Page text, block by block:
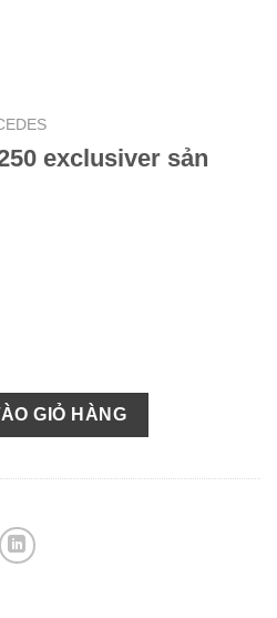
exclusiver sản
sản xuất 2016 số lượng
GIỎ HÀNG